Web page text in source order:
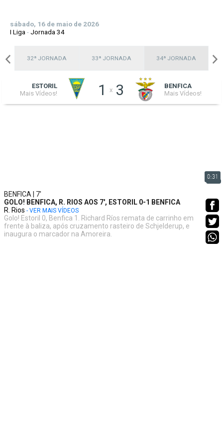
sábado, 16 de maio de 2026
I Liga -Jornada 34
32ª JORNADA 33ª JORNADA 34ª JORNADA
ESTORIL
Mais Vídeos!
1 x 3
BENFICA
Mais Vídeos!
0:31
BENFICA | 7'
GOLO! BENFICA, R. RIOS AOS 7', ESTORIL 0-1 BENFICA
R. Rios - VER MAIS VÍDEOS
Golo! Estoril 0, Benfica 1. Richard Ríos remata de carrinho em
frente à baliza, após cruzamento rasteiro de Schjelderup, e
inaugura o marcador na Amoreira.